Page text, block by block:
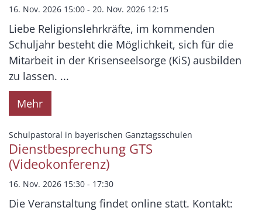
16. Nov. 2026 15:00 - 20. Nov. 2026 12:15
Liebe Religionslehrkräfte, im kommenden
Schuljahr besteht die Möglichkeit, sich für die
Mitarbeit in der Krisenseelsorge (KiS) ausbilden
zu lassen. ...
Mehr
Schulpastoral in bayerischen Ganztagsschulen
Dienstbesprechung GTS
(Videokonferenz)
16. Nov. 2026 15:30 - 17:30
Die Veranstaltung findet online statt. Kontakt: